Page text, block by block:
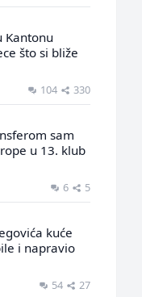
Kantonu
što si bliže
104 330
sam
u 13. klub
6 5
kuće
i napravio
54 27